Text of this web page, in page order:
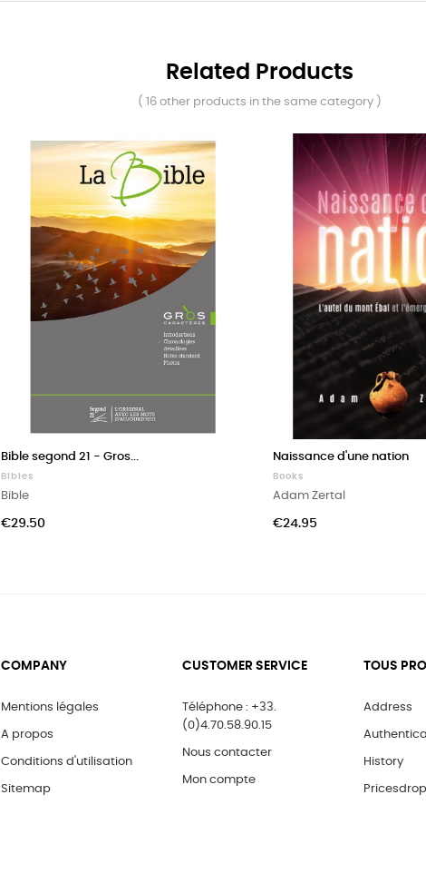
Related Products
( 16 other products in the same category )
Bible segond 21 - Gros...
Bibles
Bible
Price
€29.50
Naissance d'une nation
Books
Adam Zertal
Price
€24.95
COMPANY
Mentions légales
A propos
Conditions d'utilisation
Sitemap
CUSTOMER SERVICE
Téléphone : +33.
(0)4.70.58.90.15
Nous contacter
Mon compte
TOUS
Address
History
Pricesdrop